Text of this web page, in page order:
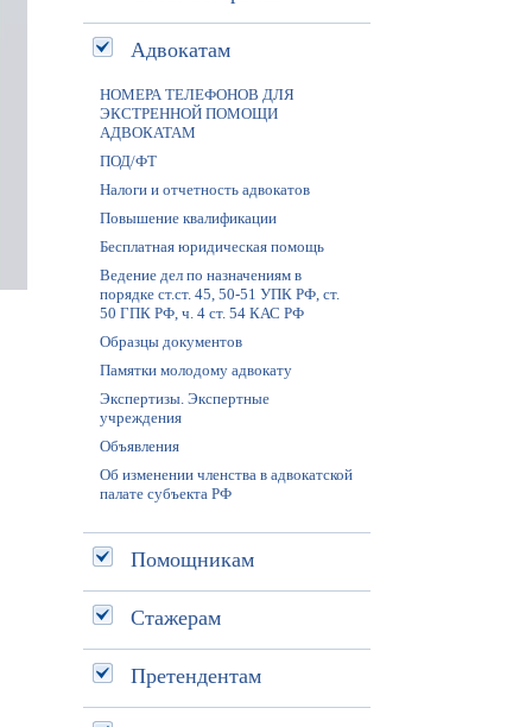
Адвокатам
НОМЕРА ТЕЛЕФОНОВ ДЛЯ
ЭКСТРЕННОЙ ПОМОЩИ
АДВОКАТАМ
ПОД/ФТ
Налоги и отчетность адвокатов
Повышение квалификации
Бесплатная юридическая помощь
Ведение дел по назначениям в
порядке ст.ст. 45, 50-51 УПК РФ, ст.
50 ГПК РФ, ч. 4 ст. 54 КАС РФ
Образцы документов
Памятки молодому адвокату
Экспертизы. Экспертные
учреждения
Объявления
Об изменении членства в адвокатской
палате субъекта РФ
Помощникам
Стажерам
Претендентам